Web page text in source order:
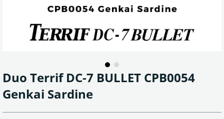
Duo Terrif DC-7 BULLET CPB0054
Genkai Sardine